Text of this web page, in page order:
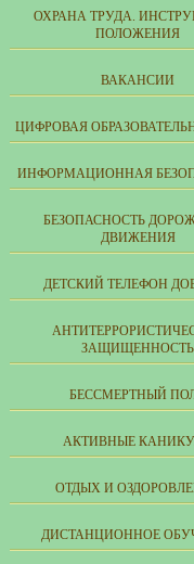
ОХРАНА ТРУДА.
ПОЛОЖЕНИЯ
ВАКАНСИИ
ЦИФРОВАЯ
ИНФОРМАЦИОННАЯ
БЕЗОПАСНОСТЬ
ДВИЖЕНИЯ
ДЕТСКИЙ ТЕЛЕФОН
ЗАЩИЩЕННОСТЬ
БЕССМЕРТНЫЙ
АКТИВНЫЕ
ОТДЫХ И
ДИСТАНЦИОННОЕ